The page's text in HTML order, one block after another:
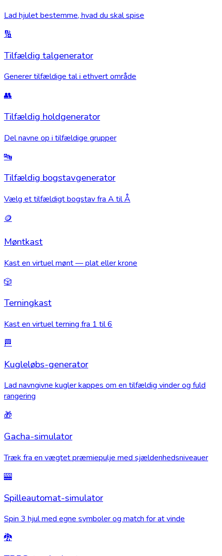
Lad hjulet bestemme, hvad du skal spise
🔢
Tilfældig talgenerator
Generer tilfældige tal i ethvert område
👥
Tilfældig holdgenerator
Del navne op i tilfældige grupper
🔤
Tilfældig bogstavgenerator
Vælg et tilfældigt bogstav fra A til Å
🪙
Møntkast
Kast en virtuel mønt — plat eller krone
🎲
Terningkast
Kast en virtuel terning fra 1 til 6
🏁
Kugleløbs-generator
Lad navngivne kugler kappes om en tilfældig vinder og fuld
rangering
🎁
Gacha-simulator
Træk fra en vægtet præmiepulje med sjældenhedsniveauer
🎰
Spilleautomat-simulator
Spin 3 hjul med egne symboler og match for at vinde
🐉